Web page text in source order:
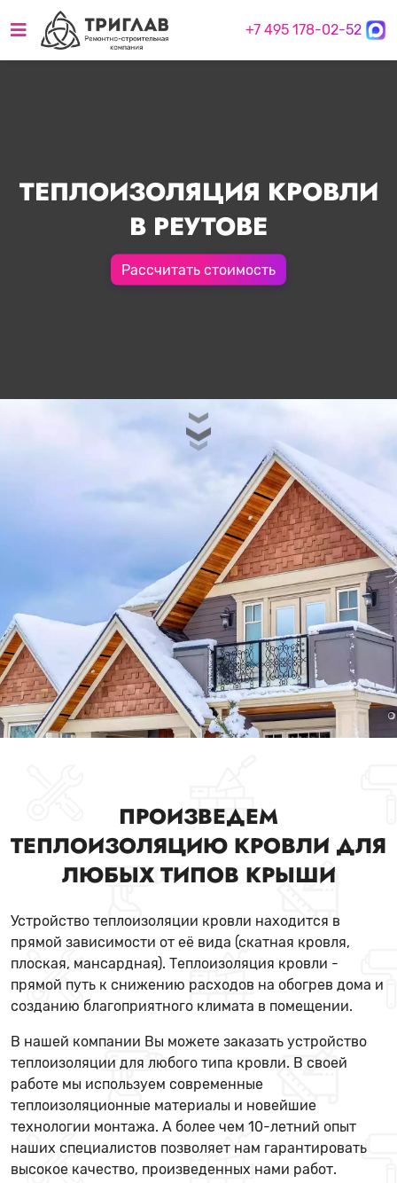
+7 495 178-02-52
ТЕПЛОИЗОЛЯЦИЯ КРОВЛИ
В РЕУТОВЕ
Рассчитать стоимость
ПРОИЗВЕДЕМ
ТЕПЛОИЗОЛЯЦИЮ КРОВЛИ ДЛЯ
ЛЮБЫХ ТИПОВ КРЫШИ
Устройство теплоизоляции кровли находится в
прямой зависимости от её вида (скатная кровля,
плоская, мансардная). Теплоизоляция кровли -
прямой путь к снижению расходов на обогрев дома и
созданию благоприятного климата в помещении.
В нашей компании Вы можете заказать устройство
теплоизоляции для любого типа кровли. В своей
работе мы используем современные
теплоизоляционные материалы и новейшие
технологии монтажа. А более чем 10-летний опыт
наших специалистов позволяет нам гарантировать
высокое качество, произведенных нами работ.